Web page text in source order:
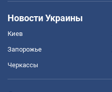
Новости Украины
Киев
Запорожье
Черкассы